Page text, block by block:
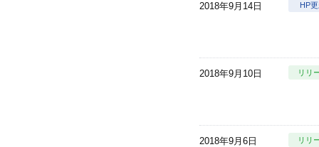
2018年9月14日 HP
2018年9月10日 リリ
2018年9月6日 リリ